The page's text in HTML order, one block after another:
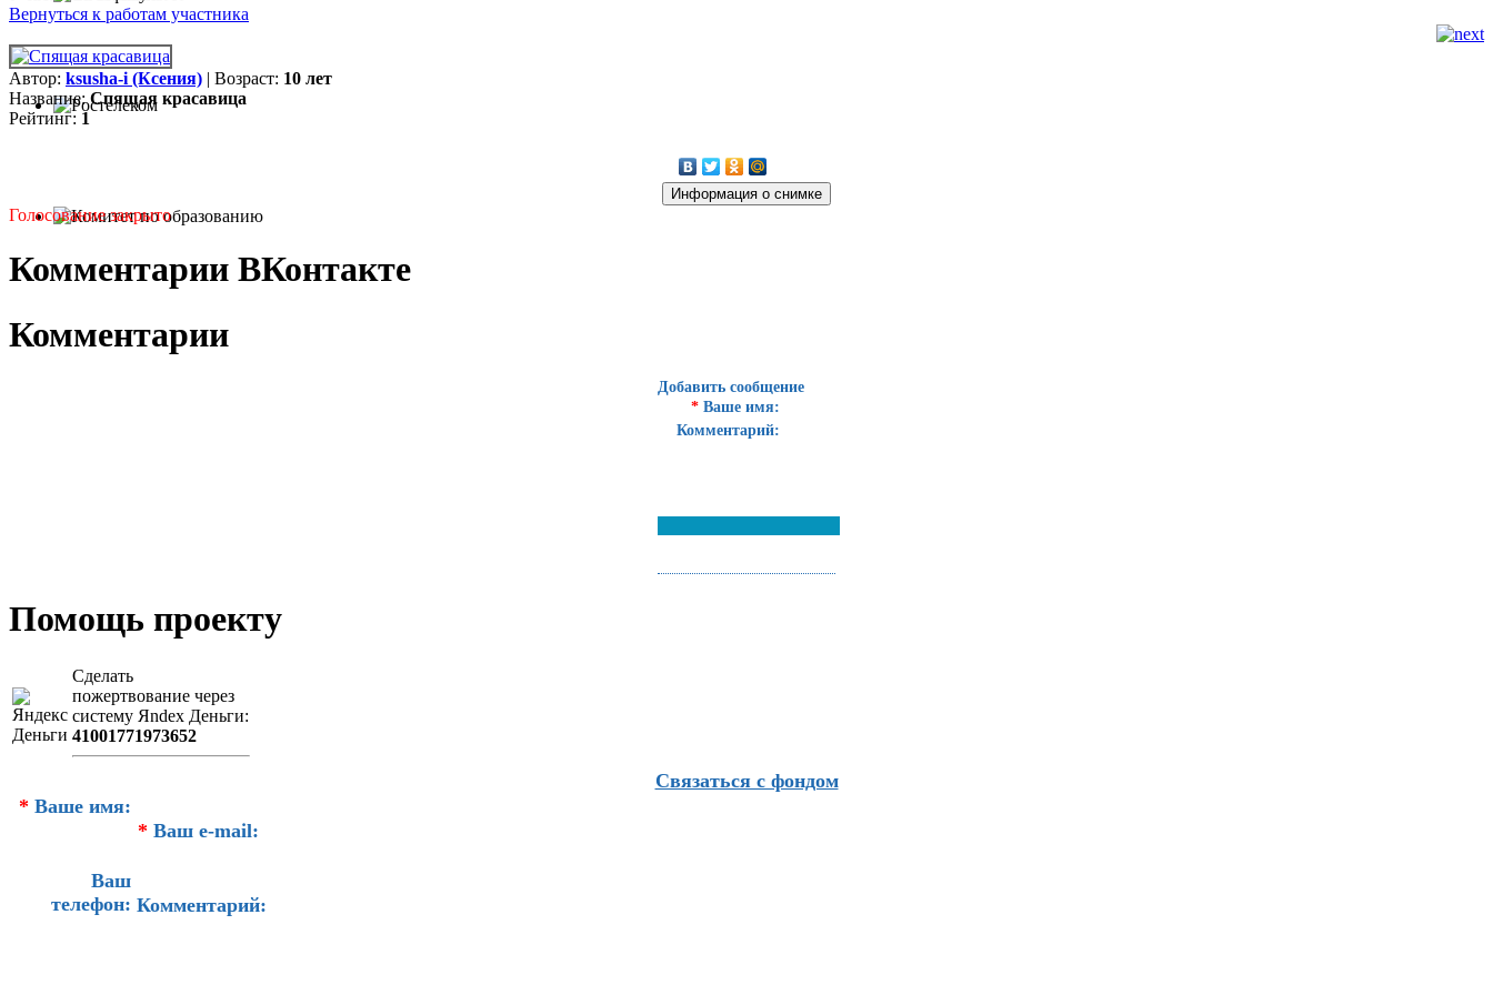
Вернуться к работам участника
Автор: ksusha-i (Ксения) | Возраст: 10 лет
Название:Спящая красавица
Рейтинг: 1
Голосование закрыто
Комментарии ВКонтакте
Комментарии
Добавить сообщение
* Ваше имя:
Комментарий:
Помощь проекту
Сделать
пожертвование через
систeму Яndex Деньги:
41001771973652
Связаться с фондом
* Ваше имя:
* Ваш e-mail:
Ваш
телефон: Комментарий: